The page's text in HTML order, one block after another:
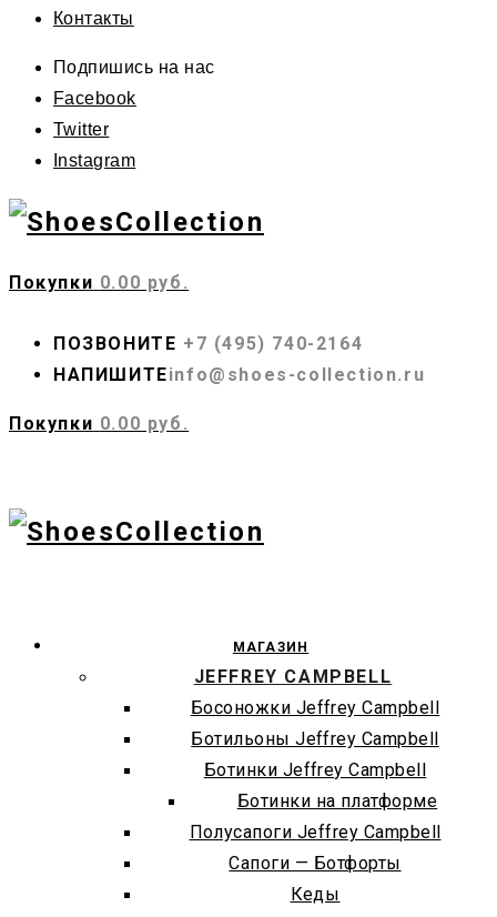
Контакты
Подпишись на нас
Facebook
Twitter
Instagram
Покупки 0.00 руб.
ПОЗВОНИТЕ +7 (495) 740-2164
НАПИШИТЕinfo@shoes-collection.ru
Покупки 0.00 руб.
МАГАЗИН
JEFFREY CAMPBELL
Босоножки Jeffrey Campbell
Ботильоны Jeffrey Campbell
Ботинки Jeffrey Campbell
Ботинки на платформе
Полусапоги Jeffrey Campbell
Сапоги — Ботфорты
Кеды